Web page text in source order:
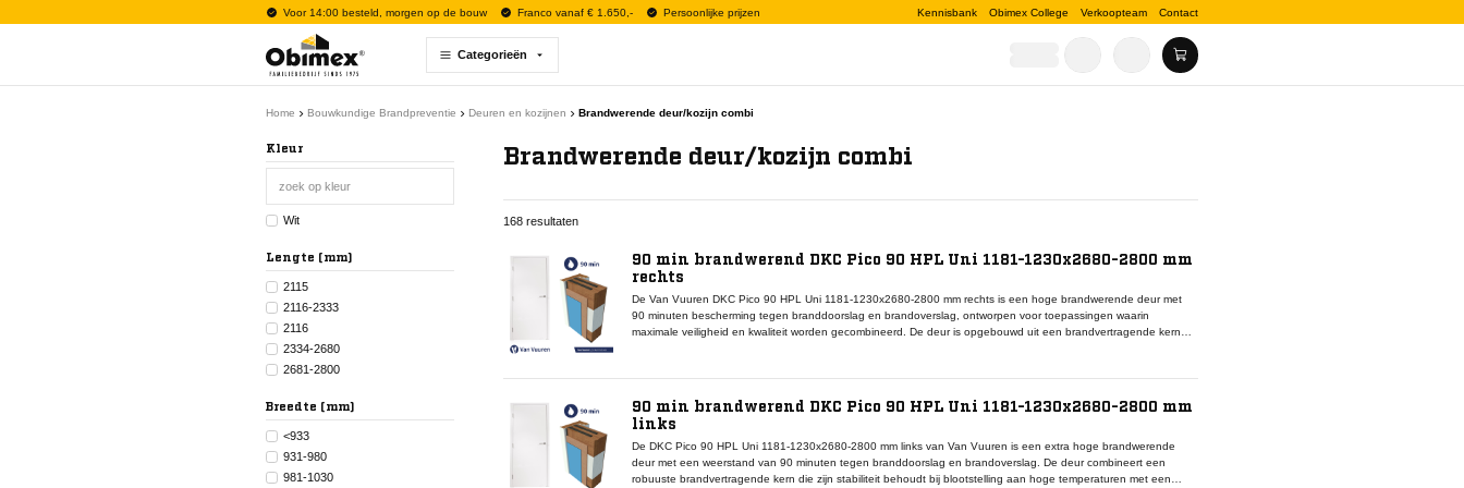
Voor 14:00 besteld, morgen op de bouw Franco vanaf € 1.650,- Persoonlijke prijzen Kennisbank Obimex College Verkoopteam Contact
Categorieën
Home Bouwkundige Brandpreventie Deuren en kozijnen Brandwerende deur/kozijn combi
Kleur
Wit
Lengte (mm)
2115
2116-2333
2116
2334-2680
2681-2800
Breedte (mm)
<933
931-980
981-1030
Brandwerende deur/kozijn combi
168 resultaten
90 min brandwerend DKC Pico 90 HPL Uni 1181-1230x2680-2800 mm
rechts
De Van Vuuren DKC Pico 90 HPL Uni 1181-1230x2680-2800 mm rechts is een hoge brandwerende deur met
90 minuten bescherming tegen branddoorslag en brandoverslag, ontworpen voor toepassingen waarin
maximale veiligheid en kwaliteit worden gecombineerd. De deur is opgebouwd uit een brandvertragende kern
geschikt voor montage in brandcompartimenten met specifieke indelingseisen of vluchtroutes. Binnen het DKC
kozijnen, rookwerende afdichtingen en valdorpels. Dankzij zijn hoogte, brandwerendheid en hoogwaardige
afwerking is deze deur ideaal voor brandveilige projecten in utiliteitsbouw, onderwijs en zorginstellingen.
90 min brandwerend DKC Pico 90 HPL Uni 1181-1230x2680-2800 mm
links
De DKC Pico 90 HPL Uni 1181-1230x2680-2800 mm links van Van Vuuren is een extra hoge brandwerende
deur met een weerstand van 90 minuten tegen branddoorslag en brandoverslag. De deur combineert een
robuuste brandvertragende kern die zijn stabiliteit behoudt bij blootstelling aan hoge temperaturen met een